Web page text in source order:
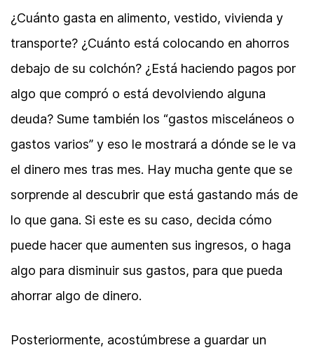
¿Cuánto gasta en alimento, vestido, vivienda y
transporte? ¿Cuánto está colocando en ahorros
debajo de su colchón? ¿Está haciendo pagos por
algo que compró o está devolviendo alguna
deuda? Sume también los “gastos misceláneos o
gastos varios” y eso le mostrará a dónde se le va
el dinero mes tras mes. Hay mucha gente que se
sorprende al descubrir que está gastando más de
lo que gana. Si este es su caso, decida cómo
puede hacer que aumenten sus ingresos, o haga
algo para disminuir sus gastos, para que pueda
ahorrar algo de dinero.
Posteriormente, acostúmbrese a guardar un